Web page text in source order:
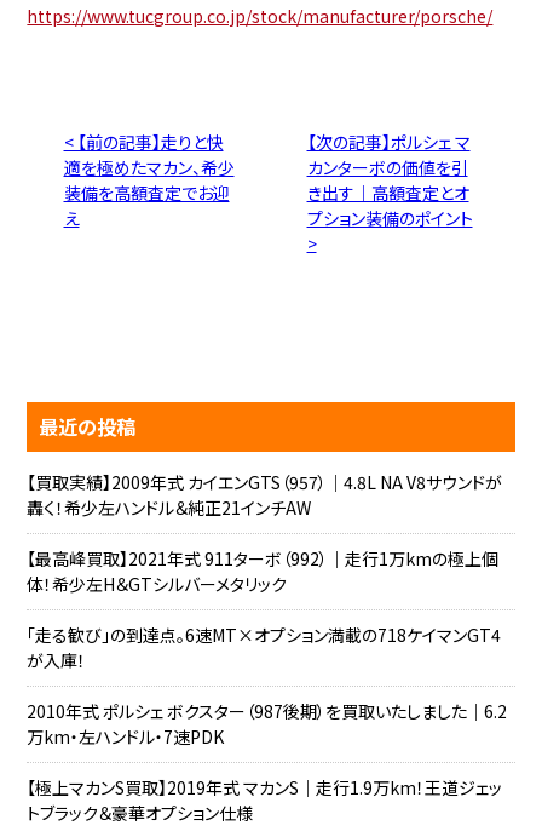
https://www.tucgroup.co.jp/stock/manufacturer/porsche/
< 【前の記事】走りと快
適を極めたマカン、希少
装備を高額査定でお迎
え
【次の記事】ポルシェ マ
カンターボの価値を引
き出す｜高額査定とオ
プション装備のポイント
>
最近の投稿
【買取実績】2009年式 カイエンGTS（957）｜4.8L NA V8サウンドが
轟く！希少左ハンドル＆純正21インチAW
【最高峰買取】2021年式 911ターボ（992）｜走行1万kmの極上個
体！希少左H＆GTシルバーメタリック
「走る歓び」の到達点。6速MT×オプション満載の718ケイマンGT4
が入庫！
2010年式 ポルシェ ボクスター（987後期）を買取いたしました｜6.2
万km・左ハンドル・7速PDK
【極上マカンS買取】2019年式 マカンS｜走行1.9万km！王道ジェッ
トブラック＆豪華オプション仕様